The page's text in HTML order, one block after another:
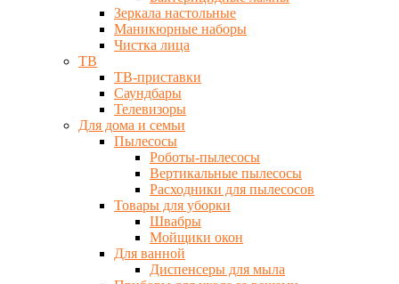
Зеркала настольные
Маникюрные наборы
Чистка лица
ТВ
ТВ-приставки
Саундбары
Телевизоры
Для дома и семьи
Пылесосы
Роботы-пылесосы
Вертикальные пылесосы
Расходники для пылесосов
Товары для уборки
Швабры
Мойщики окон
Для ванной
Диспенсеры для мыла